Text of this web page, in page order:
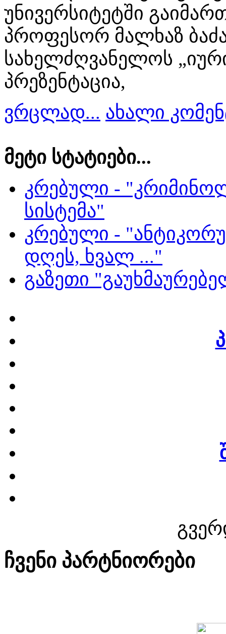
უნივერსიტეტში
პროფესორ მალხაზ
სახელძღვანელოს
პრეზენტაცია,
ვრცლად... ახალი
მეტი სტატიები...
კრებული -
სისტემა"
კრებული -
დღეს, ხვალ ..."
გაზეთი
ჩვენი პარტნიორები